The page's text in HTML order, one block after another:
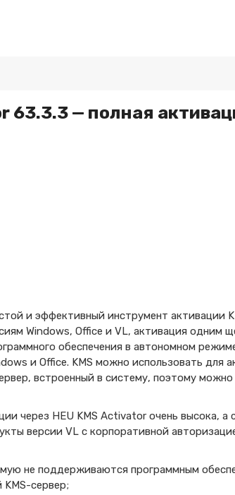
63.3.3 — полная
и эффективный инструмент активации
Windows, Office и VL, активация одним
обеспечения в автономном
и Office. KMS можно использовать для
встроенный в систему, поэтому
через HEU KMS Activator очень высока,
версии VL с корпоративной
не поддерживаются программным
сервер;